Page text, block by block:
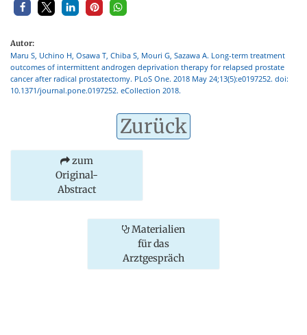
Autor:
Maru S, Uchino H, Osawa T, Chiba S, Mouri G, Sazawa A. Long-term treatment
outcomes of intermittent androgen deprivation therapy for relapsed prostate
cancer after radical prostatectomy. PLoS One. 2018 May 24;13(5):e0197252. doi:
10.1371/journal.pone.0197252. eCollection 2018.
Zurück
zum
Original-
Abstract
Materialien
für das
Arztgespräch